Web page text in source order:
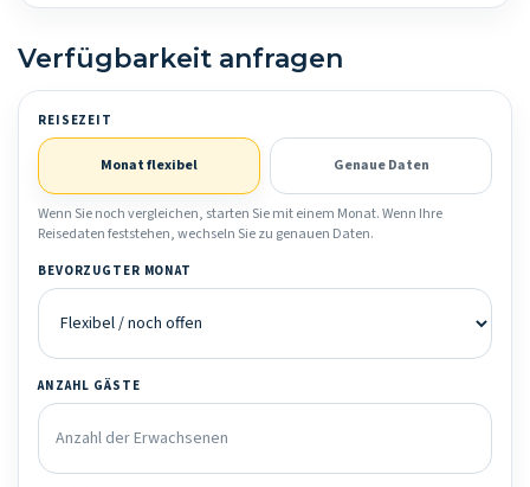
Verfügbarkeit anfragen
REISEZEIT
Monat flexibel Genaue Daten
Wenn Sie noch vergleichen, starten Sie mit einem Monat. Wenn Ihre
Reisedaten feststehen, wechseln Sie zu genauen Daten.
BEVORZUGTER MONAT
ANZAHL GÄSTE